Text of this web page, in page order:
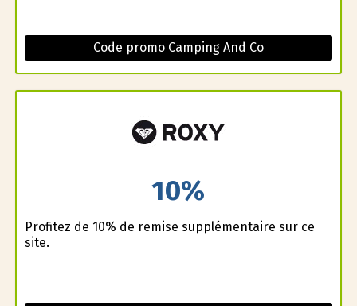
Code promo Camping And Co
10%
Profitez de 10% de remise supplémentaire sur ce
site.